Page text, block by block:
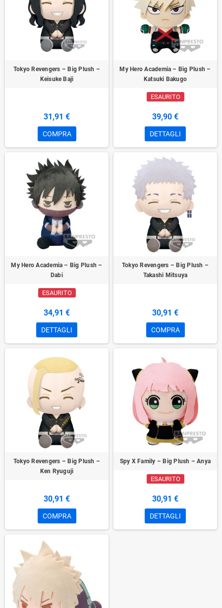
Tokyo Revengers – Big Plush –
Keisuke Baji
31,91 €
COMPRA
My Hero Academia – Big Plush –
Katsuki Bakugo
ESAURITO
39,90 €
DETTAGLI
My Hero Academia – Big Plush –
Dabi
ESAURITO
34,91 €
DETTAGLI
Tokyo Revengers – Big Plush –
Takashi Mitsuya
30,91 €
COMPRA
Tokyo Revengers – Big Plush –
Ken Ryuguji
30,91 €
COMPRA
Spy X Family – Big Plush – Anya
ESAURITO
30,91 €
DETTAGLI